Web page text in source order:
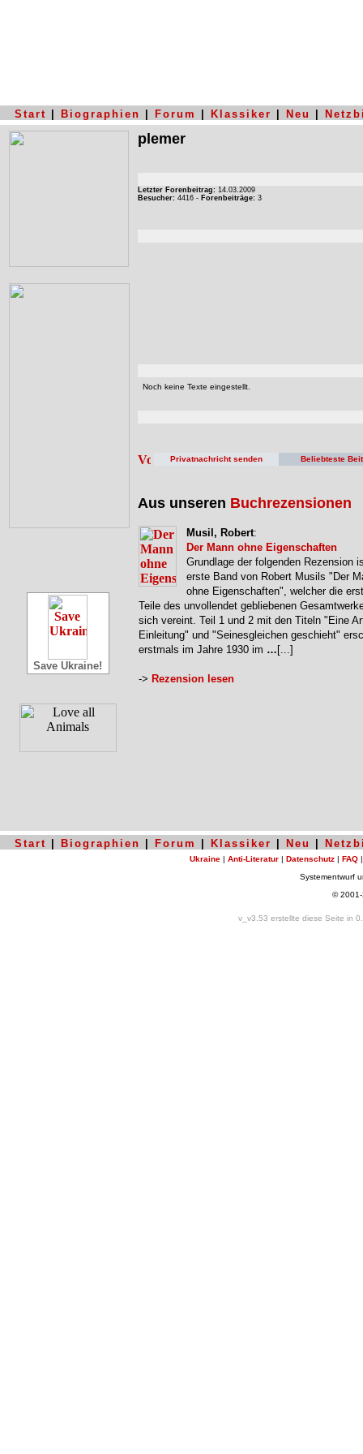
Start Biographien Forum Klassiker Neu
Save Ukraine!
plemer
Letzter Forenbeitrag: 14.03.2009
Besucher: 4416 - Forenbeiträge: 3
Noch keine Texte eingestellt.
Privatnachricht senden Beliebteste
Aus unseren Buchrezensionen
Musil, Robert:
Der Mann ohne Eigenschaften
Grundlage der folgenden Rezension
erste Band von Robert Musils "Der
ohne Eigenschaften", welcher die
Teile des unvollendet gebliebenen
sich vereint. Teil 1 und 2 mit den Titeln "Eine
Einleitung" und "Seinesgleichen geschieht"
erstmals im Jahre 1930 im … [...]
-> Rezension lesen
Start Biographien Forum Klassiker Neu
Ukraine | Anti-Literatur | Datenschutz | FAQ
Systementwurf
©
v_v3.53 erstellte diese Seite in